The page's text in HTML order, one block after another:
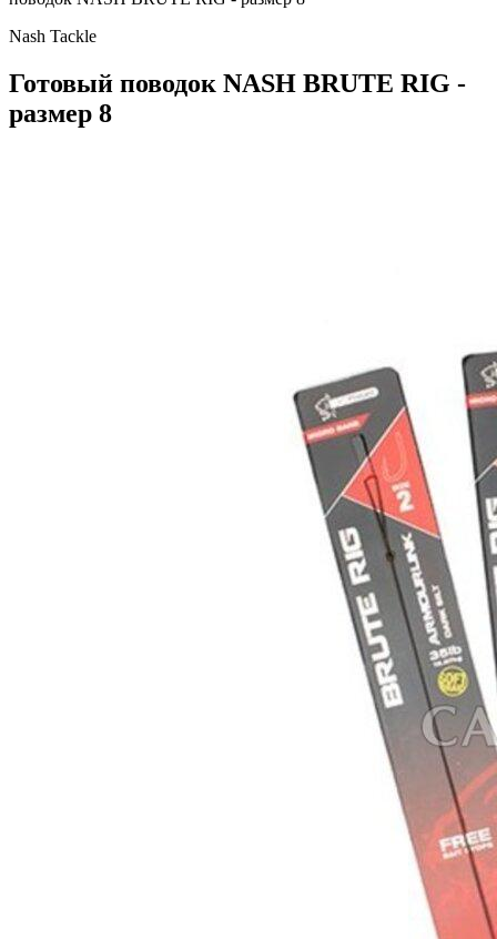
Nash Tackle
Готовый поводок NASH BRUTE RIG -
размер 8